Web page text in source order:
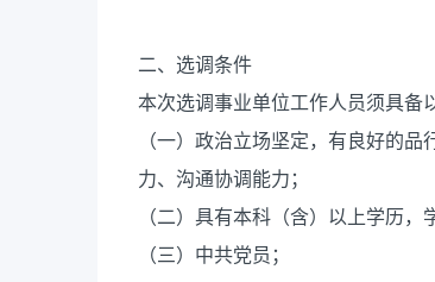
二、选调条件
本次选调事业单位工作人员须具备
（一）政治立场坚定，有良好的
力、沟通协调能力；
（二）具有本科（含）以上学历，
（三）中共党员；